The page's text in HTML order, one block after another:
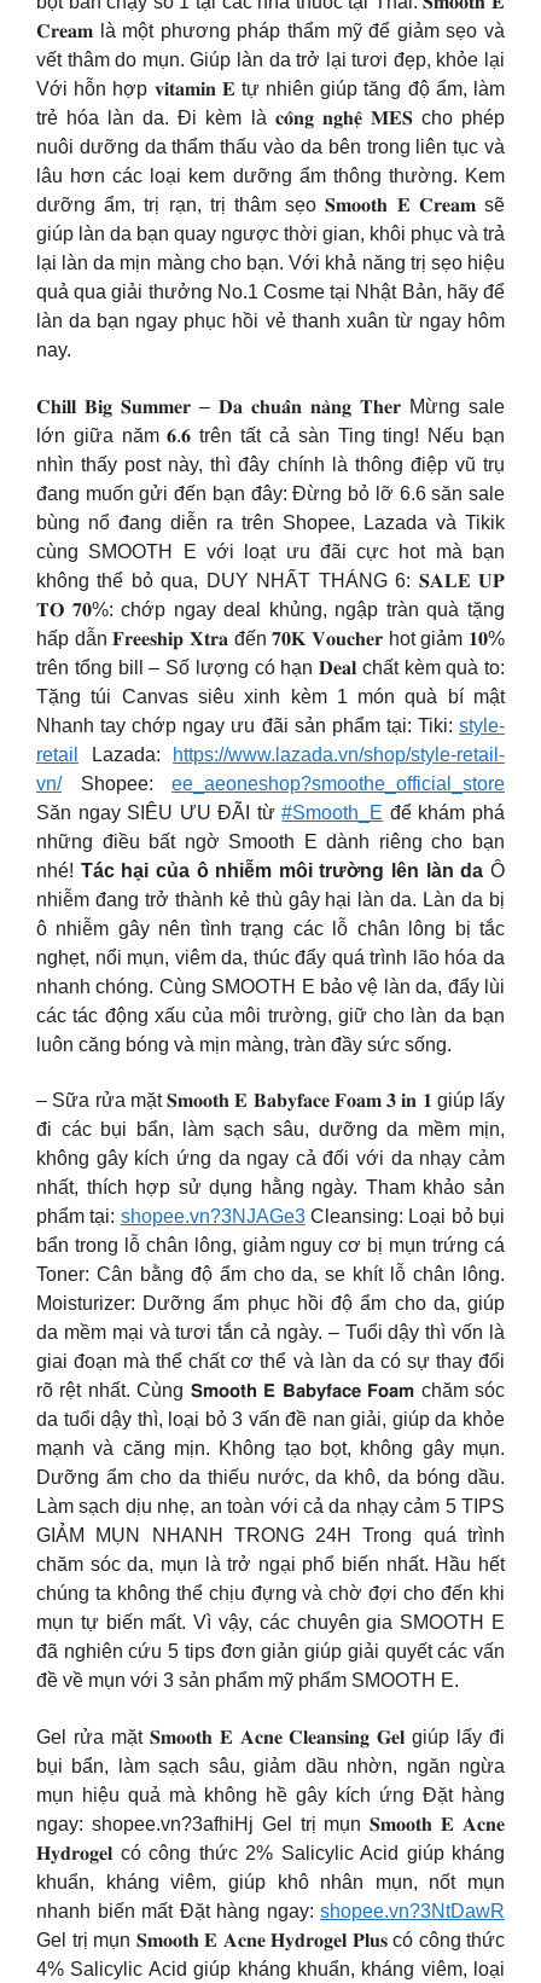
𝐂𝐫𝐞𝐚𝐦 là một phương pháp thẩm mỹ để giảm sẹo và
vết thâm do mụn. Giúp làn da trở lại tươi đẹp, khỏe lại
Với hỗn hợp 𝐯𝐢𝐭𝐚𝐦𝐢𝐧 𝐄 tự nhiên giúp tăng độ ẩm, làm
trẻ hóa làn da. Đi kèm là 𝐜𝐨̂𝐧𝐠 𝐧𝐠𝐡𝐞̣̂ 𝐌𝐄𝐒 cho phép
nuôi dưỡng da thẩm thấu vào da bên trong liên tục và
lâu hơn các loại kem dưỡng ẩm thông thường. Kem
dưỡng ẩm, trị rạn, trị thâm sẹo 𝐒𝐦𝐨𝐨𝐭𝐡 𝐄 𝐂𝐫𝐞𝐚𝐦 sẽ
giúp làn da bạn quay ngược thời gian, khôi phục và trả
lại làn da mịn màng cho bạn. Với khả năng trị sẹo hiệu
quả qua giải thưởng No.1 Cosme tại Nhật Bản, hãy để
làn da bạn ngay phục hồi vẻ thanh xuân từ ngay hôm
nay.
𝐂𝐡𝐢𝐥𝐥 𝐁𝐢𝐠 𝐒𝐮𝐦𝐦𝐞𝐫 – 𝐃𝐚 𝐜𝐡𝐮𝐚̂̉𝐧 𝐧𝐚̀𝐧𝐠 𝐓𝐡𝐞𝐫 Mừng sale
lớn giữa năm 𝟔.𝟔 trên tất cả sàn Ting ting! Nếu bạn
nhìn thấy post này, thì đây chính là thông điệp vũ trụ
đang muốn gửi đến bạn đây: Đừng bỏ lỡ 6.6 săn sale
bùng nổ đang diễn ra trên Shopee, Lazada và Tikik
cùng SMOOTH E với loạt ưu đãi cực hot mà bạn
không thể bỏ qua, DUY NHẤT THÁNG 6: 𝐒𝐀𝐋𝐄 𝐔𝐏
𝐓𝐎 𝟕𝟎%: chớp ngay deal khủng, ngập tràn quà tặng
hấp dẫn 𝐅𝐫𝐞𝐞𝐬𝐡𝐢𝐩 𝐗𝐭𝐫𝐚 đến 𝟕𝟎𝐊 𝐕𝐨𝐮𝐜𝐡𝐞𝐫 hot giảm 𝟏𝟎%
trên tổng bill – Số lượng có hạn 𝐃𝐞𝐚𝐥 chất kèm quà to:
Tặng túi Canvas siêu xinh kèm 1 món quà bí mật
Nhanh tay chớp ngay ưu đãi sản phẩm tại: Tiki: style-
retail
Lazada:
https://www.lazada.vn/shop/style-retail-
vn/Shopee: ee_aeoneshop?smoothe_official_store
Săn ngay SIÊU ƯU ĐÃI từ#Smooth_E để khám phá
những điều bất ngờ Smooth E dành riêng cho bạn
nhé! Tác hại của ô nhiễm môi trường lên làn da Ô
nhiễm đang trở thành kẻ thù gây hại làn da. Làn da bị
ô nhiễm gây nên tình trạng các lỗ chân lông bị tắc
nghẹt, nổi mụn, viêm da, thúc đẩy quá trình lão hóa da
nhanh chóng. Cùng SMOOTH E bảo vệ làn da, đẩy lùi
các tác động xấu của môi trường, giữ cho làn da bạn
luôn căng bóng và mịn màng, tràn đầy sức sống.
– Sữa rửa mặt 𝐒𝐦𝐨𝐨𝐭𝐡 𝐄 𝐁𝐚𝐛𝐲𝐟𝐚𝐜𝐞 𝐅𝐨𝐚𝐦 𝟑 𝐢𝐧 𝟏 giúp lấy
đi các bụi bẩn, làm sạch sâu, dưỡng da mềm mịn,
không gây kích ứng da ngay cả đối với da nhạy cảm
nhất, thích hợp sử dụng hằng ngày. Tham khảo sản
phẩm tại: shopee.vn?3NJAGe3Cleansing: Loại bỏ bụi
bẩn trong lỗ chân lông, giảm nguy cơ bị mụn trứng cá
Toner: Cân bằng độ ẩm cho da, se khít lỗ chân lông.
Moisturizer: Dưỡng ẩm phục hồi độ ẩm cho da, giúp
da mềm mại và tươi tắn cả ngày. – Tuổi dậy thì vốn là
giai đoạn mà thể chất cơ thể và làn da có sự thay đổi
rõ rệt nhất. Cùng 𝗦𝗺𝗼𝗼𝘁𝗵 𝗘 𝗕𝗮𝗯𝘆𝗳𝗮𝗰𝗲 𝗙𝗼𝗮𝗺 chăm sóc
da tuổi dậy thì, loại bỏ 3 vấn đề nan giải, giúp da khỏe
mạnh và căng mịn. Không tạo bọt, không gây mụn.
Dưỡng ẩm cho da thiếu nước, da khô, da bóng dầu.
Làm sạch dịu nhẹ, an toàn với cả da nhạy cảm 5 TIPS
GIẢM MỤN NHANH TRONG 24H Trong quá trình
chăm sóc da, mụn là trở ngại phổ biến nhất. Hầu hết
chúng ta không thể chịu đựng và chờ đợi cho đến khi
mụn tự biến mất. Vì vậy, các chuyên gia SMOOTH E
đã nghiên cứu 5 tips đơn giản giúp giải quyết các vấn
đề về mụn với 3 sản phẩm mỹ phẩm SMOOTH E.
Gel rửa mặt 𝐒𝐦𝐨𝐨𝐭𝐡 𝐄 𝐀𝐜𝐧𝐞 𝐂𝐥𝐞𝐚𝐧𝐬𝐢𝐧𝐠 𝐆𝐞𝐥 giúp lấy đi
bụi bẩn, làm sạch sâu, giảm dầu nhờn, ngăn ngừa
mụn hiệu quả mà không hề gây kích ứng Đặt hàng
ngay: shopee.vn?3afhiHj Gel trị mụn 𝐒𝐦𝐨𝐨𝐭𝐡 𝐄 𝐀𝐜𝐧𝐞
𝐇𝐲𝐝𝐫𝐨𝐠𝐞𝐥 có công thức 2% Salicylic Acid giúp kháng
khuẩn, kháng viêm, giúp khô nhân mụn, nốt mụn
nhanh biến mất Đặt hàng ngay: shopee.vn?3NtDawR
Gel trị mụn 𝐒𝐦𝐨𝐨𝐭𝐡 𝐄 𝐀𝐜𝐧𝐞 𝐇𝐲𝐝𝐫𝐨𝐠𝐞𝐥 𝐏𝐥𝐮𝐬 có công thức
4% Salicylic Acid giúp kháng khuẩn, kháng viêm, loại